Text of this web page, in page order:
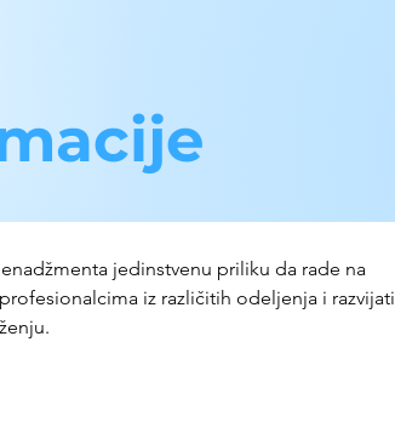
jedinstvenu priliku da rade na
iz različitih odeljenja i razvijati